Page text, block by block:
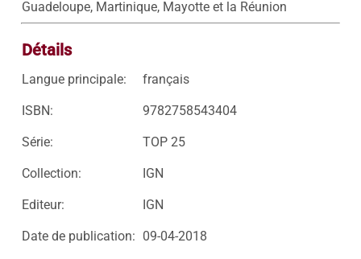
Détails
Langue principale: français
ISBN: 9782758543404
Série: TOP 25
Collection: IGN
Editeur: IGN
Date de publication: 09-04-2018